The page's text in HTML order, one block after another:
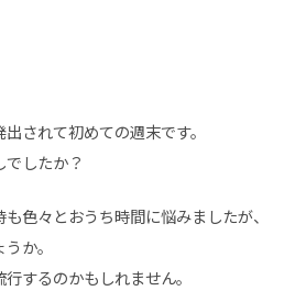
されて初めての週末です。
したか？
色々とおうち時間に悩みましたが、
か。
するのかもしれません。